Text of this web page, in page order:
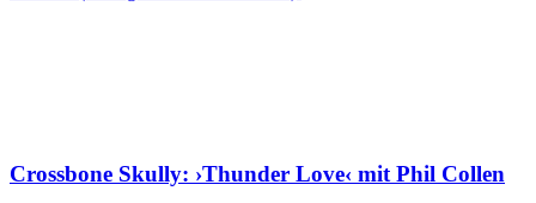
Crossbone Skully: ›Thunder Love‹ mit Phil Collen